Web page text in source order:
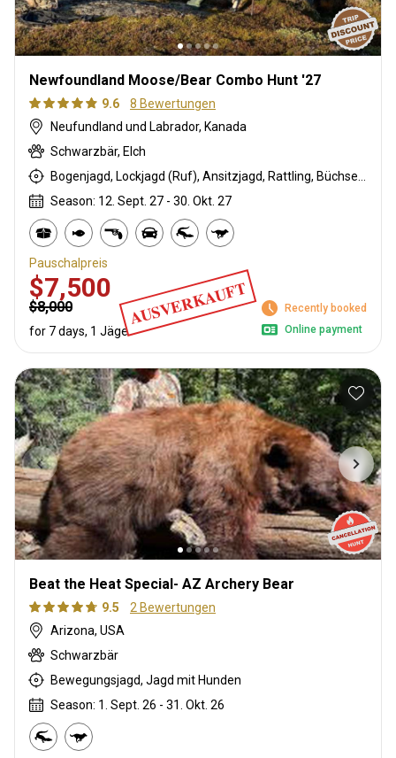
Newfoundland Moose/Bear Combo Hunt '27
9.6
8 Bewertungen
Neufundland und Labrador, Kanada
Schwarzbär, Elch
Bogenjagd, Lockjagd (Ruf), Ansitzjagd, Rattling, Büchsenjagd, Pirschjagd
Season: 12. Sept. 27 - 30. Okt. 27
AUSVERKAUFT
Pauschalpreis
$7,500
$8,000
for 7 days, 1 Jäger
Recently booked
Online payment
Beat the Heat Special- AZ Archery Bear
9.5
2 Bewertungen
Arizona, USA
Schwarzbär
Bewegungsjagd, Jagd mit Hunden
Season: 1. Sept. 26 - 31. Okt. 26